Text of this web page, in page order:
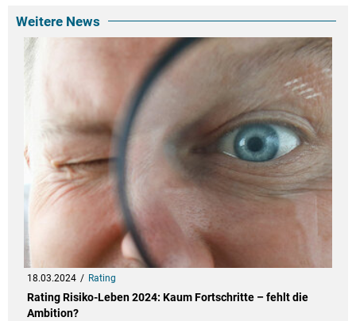
Weitere News
18.03.2024 Rating
Rating Risiko-Leben 2024: Kaum Fortschritte – fehlt die
Ambition?